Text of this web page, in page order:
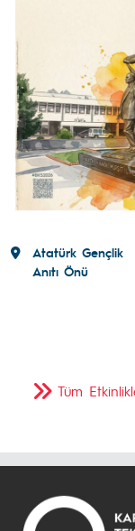
Atatürk Gençlik
Anıtı Önü
Tüm